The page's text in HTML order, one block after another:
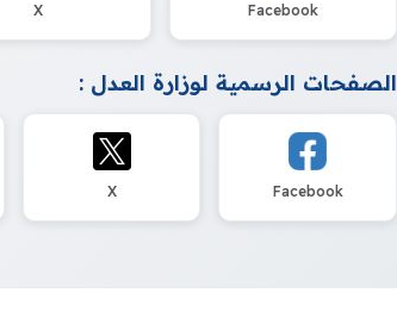
Facebook
X
الصفحات الرسمية لوزارة العدل :
Facebook
X